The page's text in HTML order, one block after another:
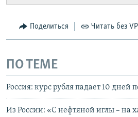
Поделиться Читать без
ПО ТЕМЕ
Россия: курс рубля падает 10 дней
Из России: «С нефтяной иглы – на